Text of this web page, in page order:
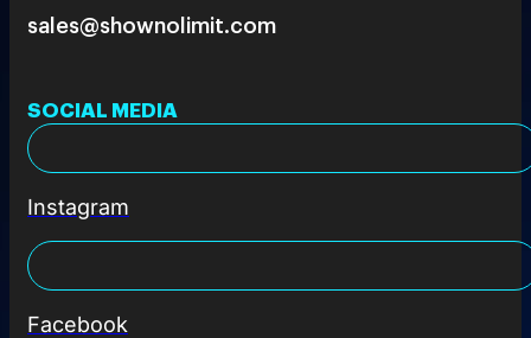
sales@shownolimit.com
SOCIAL MEDIA
Instagram
Facebook